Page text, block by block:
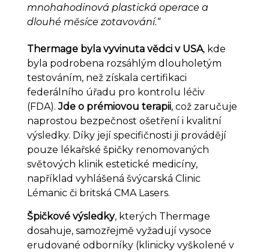
mnohahodinová plastická operace a
dlouhé měsíce zotavování.“
Thermage byla vyvinuta vědci v USA, kde
byla podrobena rozsáhlým dlouholetým
testováním, než získala certifikaci
federálního úřadu pro kontrolu léčiv
(FDA).Jde o prémiovou terapii, což zaručuje
naprostou bezpečnost ošetření i kvalitní
výsledky. Díky její specifičnosti ji provádějí
pouze lékařské špičky renomovaných
světových klinik estetické medicíny,
například vyhlášená švýcarská Clinic
Lémanic či britská CMA Lasers.
Špičkové výsledky, kterých Thermage
dosahuje, samozřejmě vyžadují vysoce
erudované odborníky (klinicky vyškolené v